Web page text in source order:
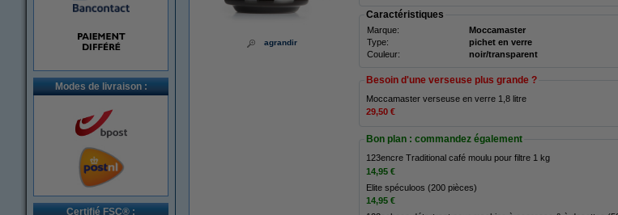
Modes de livraison :
Certifié FSC® :
agrandir
Caractéristiques
Marque: Moccamaster
Type:
pichet en verre
Couleur:
noir/transparent
Besoin d'une verseuse plus grande ?
Moccamaster verseuse en verre 1,8 litre
29,50 €
Bon plan : commandez également
123encre Traditional café moulu pour filtre 1 kg
14,95 €
Elite spéculoos (200 pièces)
14,95 €